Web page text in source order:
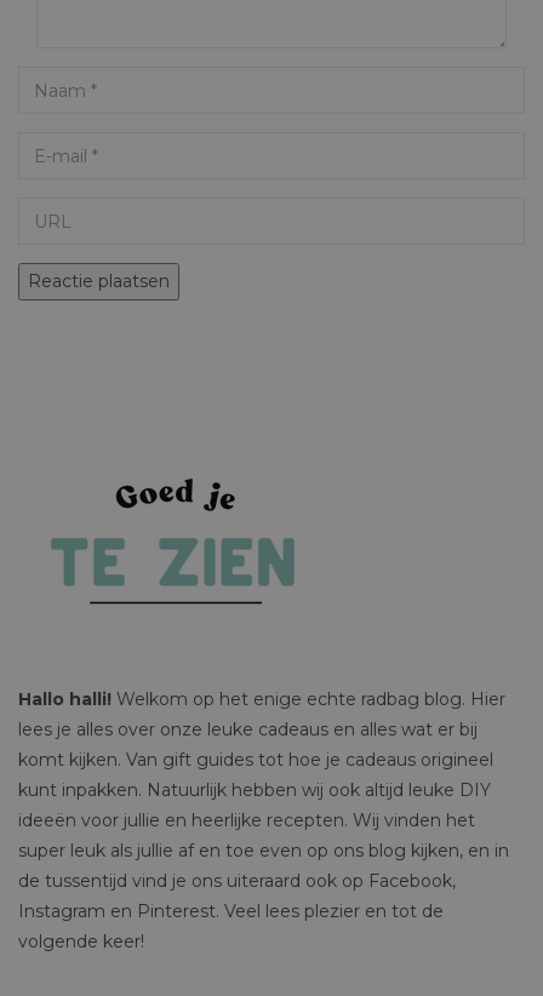
Name
Email
Hallo halli! Welkom op het enige echte radbag blog. Hier
lees je alles over onze leuke cadeaus en alles wat er bij
komt kijken. Van gift guides tot hoe je cadeaus origineel
kunt inpakken. Natuurlijk hebben wij ook altijd leuke DIY
ideeën voor jullie en heerlijke recepten. Wij vinden het
super leuk als jullie af en toe even op ons blog kijken, en in
de tussentijd vind je ons uiteraard ook op Facebook,
Instagram en Pinterest. Veel lees plezier en tot de
volgende keer!